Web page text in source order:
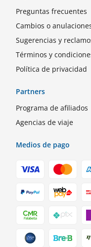
Preguntas frecuentes
Cambios o
Sugerencias y
Términos y
Política de privacidad
Partners
Programa de afiliados
Agencias de viaje
Medios de pago